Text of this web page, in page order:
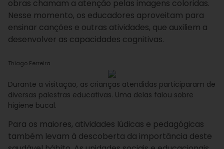
obras chamam a atenção pelas imagens coloridas.
Nesse momento, os educadores aproveitam para
ensinar canções e outras atividades, que auxiliem a
desenvolver as capacidades cognitivas.
Thiago Ferreira
Durante a visitação, as crianças atendidas participaram de
diversas palestras educativas. Uma delas falou sobre
higiene bucal.
Para os maiores, atividades lúdicas e pedagógicas
também levam à descoberta da importância deste